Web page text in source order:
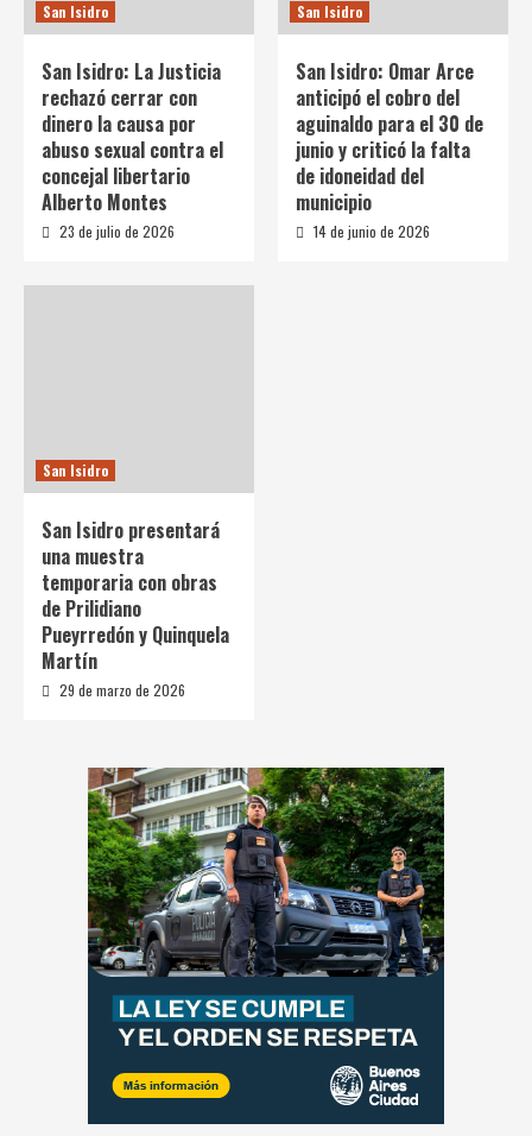
San Isidro
San Isidro: La Justicia
rechazó cerrar con
dinero la causa por
abuso sexual contra el
concejal libertario
Alberto Montes
23 de julio de 2026
San Isidro
San Isidro: Omar Arce
anticipó el cobro del
aguinaldo para el 30 de
junio y criticó la falta
de idoneidad del
municipio
14 de junio de 2026
San Isidro
San Isidro presentará
una muestra
temporaria con obras
de Prilidiano
Pueyrredón y Quinquela
Martín
29 de marzo de 2026